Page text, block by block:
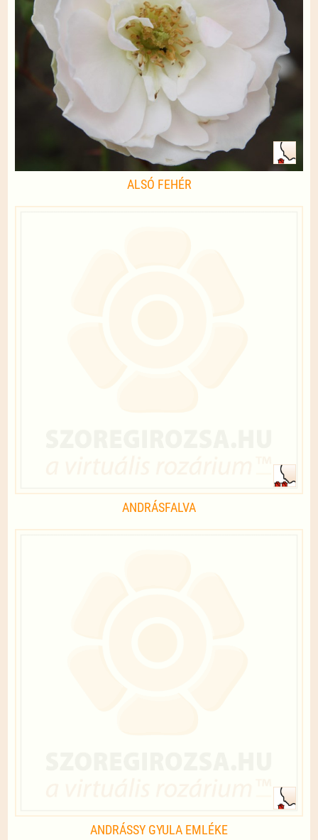
ALSÓ FEHÉR
ANDRÁSFALVA
ANDRÁSSY GYULA EMLÉKE